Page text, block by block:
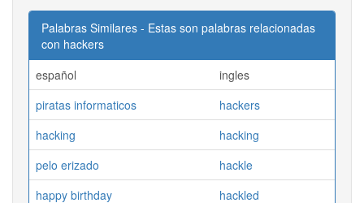
Palabras Similares - Estas son palabras relacionadas
con hackers
español
ingles
piratas informaticos
hackers
hacking
hacking
pelo erizado
hackle
happy birthday
hackled